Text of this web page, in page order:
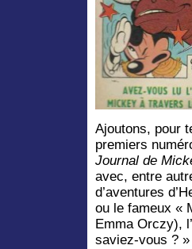
Ajoutons, pour
premiers
Journal de
avec, entre
d’aventures
ou le fameux «
Emma Orczy),
saviez-vous ?